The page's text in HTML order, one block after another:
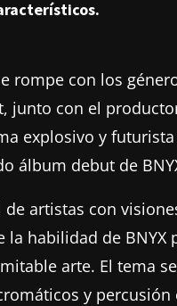
rompe con los
junto con el
explosivo y
álbum debut de
artistas con
habilidad de BNYX
arte. El tema
y percusión